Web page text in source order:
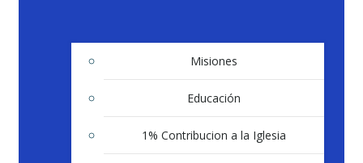
Misiones
Educación
1% Contribucion a la Iglesia